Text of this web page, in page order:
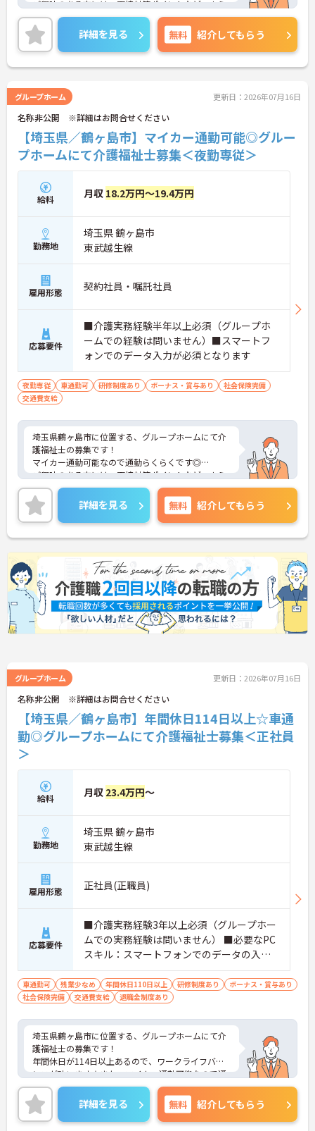
・夜勤明けの翌日は原則としてお休みとなるシフト
編成が組まれており、しっかりと休息を取りながら
長期的な就業が可能です
＜評価制度でキャリアアップ＞
・介護福祉士や初任者研修などの資格や実務経験、
夜勤回数がしっかりと給与に反映されるためモチベ
・年次を問わずリーダーや主任などのマネジメント
職へ昇格する事例も多数あり、腰を据えて長期的な
キャリア形成が可能です
ご興味のある方には、面接対策ポイントなど、さら
に詳細をお話しいたしますのでお気軽にご相談くだ
さい！
詳細を見る 無料 紹介してもらう
グループホーム 更新日：2026年07月16日
名称非公開 ※詳細はお問合せください
【埼玉県／鶴ヶ島市】マイカー通勤可能◎グルー
プホームにて介護福祉士募集＜夜勤専従＞
給料 月収 18.2万円～19.4万円
勤務地
埼玉県 鶴ヶ島市
東武越生線
雇用形態 契約社員・嘱託社員
応募要件
■介護実務経験半年以上必須（グループホ
ームでの経験は問いません）■スマートフ
ォンでのデータ入力が必須となります
夜勤専従 車通勤可 研修制度あり ボーナス・賞与あり
社会保険完備
交通費支給
埼玉県鶴ヶ島市に位置する、グループホームにて介
護福祉士の募集です！
マイカー通勤可能なので通勤らくらくです◎
ご興味のある方には、面接対策ポイントなど、さら
に詳細をお話しいたしますのでお気軽にご相談くだ
さい！
詳細を見る 無料 紹介してもらう
グループホーム 更新日：2026年07月16日
名称非公開 ※詳細はお問合せください
【埼玉県／鶴ヶ島市】年間休日114日以上☆車通
勤◎グループホームにて介護福祉士募集＜正社員
＞
給料 月収 23.4万円～
勤務地
埼玉県 鶴ヶ島市
東武越生線
雇用形態 正社員(正職員)
応募要件
■介護実務経験3年以上必須（グループホー
ムでの実務経験は問いません） ■必要なPC
スキル：スマートフォンでのデータの入力
が必須
車通勤可 残業少なめ 年間休日110日以上 研修制度あり
ボーナス・賞与あり
社会保険完備
交通費支給 退職金制度あり
埼玉県鶴ヶ島市に位置する、グループホームにて介
護福祉士の募集です！
年間休日が114日以上あるので、ワークライフバラ
ンスが叶います☆また、マイカー通勤可能なので通
勤らくらくです◎
ご興味のある方には、面接対策ポイントなど、さら
に詳細をお話しいたしますのでお気軽にご相談くだ
さい！
詳細を見る 無料 紹介してもらう